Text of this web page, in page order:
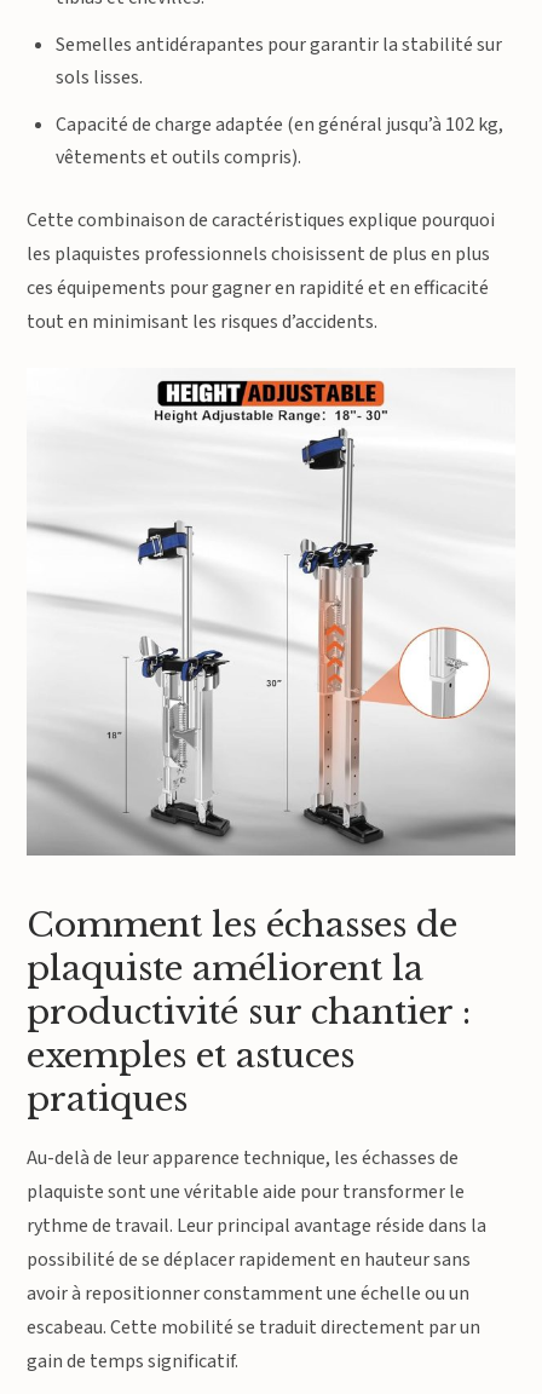
Semelles antidérapantes pour garantir la stabilité sur
sols lisses.
Capacité de charge adaptée (en général jusqu’à 102 kg,
vêtements et outils compris).
Cette combinaison de caractéristiques explique pourquoi
les plaquistes professionnels choisissent de plus en plus
ces équipements pour gagner en rapidité et en efficacité
tout en minimisant les risques d’accidents.
Comment les échasses de
plaquiste améliorent la
productivité sur chantier :
exemples et astuces
pratiques
Au-delà de leur apparence technique, les échasses de
plaquiste sont une véritable aide pour transformer le
rythme de travail. Leur principal avantage réside dans la
possibilité de se déplacer rapidement en hauteur sans
avoir à repositionner constamment une échelle ou un
escabeau. Cette mobilité se traduit directement par un
gain de temps significatif.